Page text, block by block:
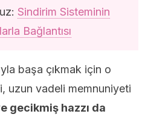
Sindirim Sisteminin
Bağlantısı
başa çıkmak için o
uzun vadeli memnuniyeti
gecikmiş hazzı da